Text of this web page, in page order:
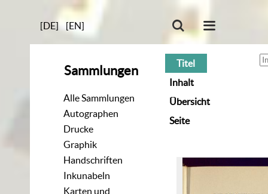
[DE] [EN]
Sammlungen
Alle Sammlungen
Autographen
Drucke
Graphik
Handschriften
Inkunabeln
Karten und
Titel
Inhalt
Übersicht
Seite